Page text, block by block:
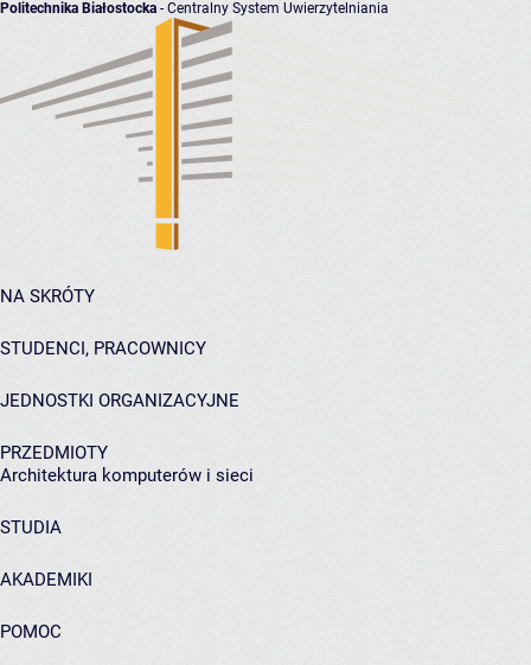
Politechnika Białostocka - Centralny System Uwierzytelniania
NA SKRÓTY
STUDENCI, PRACOWNICY
JEDNOSTKI ORGANIZACYJNE
PRZEDMIOTY
Architektura komputerów i sieci
STUDIA
AKADEMIKI
POMOC